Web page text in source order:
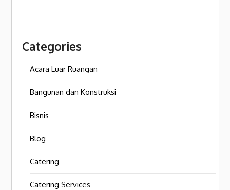
Categories
Acara Luar Ruangan
Bangunan dan Konstruksi
Bisnis
Blog
Catering
Catering Services